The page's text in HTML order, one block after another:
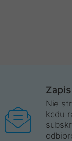
Nie
kodu